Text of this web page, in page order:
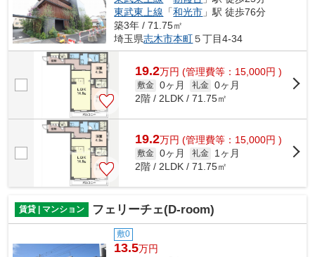
東武東上線 「和光市 」駅 徒歩76分
築3年 / 71.75㎡
埼玉県志木市本町５丁目4-34
19.2万円 (管理費等：15,000円 )
敷金 0ヶ月 礼金 0ヶ月
2階 / 2LDK / 71.75㎡
19.2万円 (管理費等：15,000円 )
敷金 0ヶ月 礼金
1ヶ月
2階 / 2LDK / 71.75㎡
賃貸 | マンション フェリーチェ(D-room)
敷0
13.5万円